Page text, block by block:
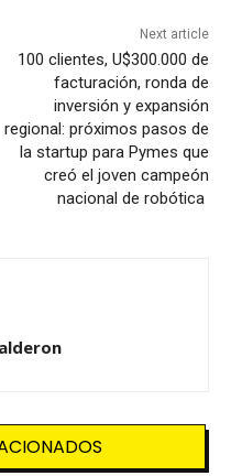
Next article
100 clientes, U$300.000 de
facturación, ronda de
inversión y expansión
regional: próximos pasos de
la startup para Pymes que
creó el joven campeón
nacional de robótica